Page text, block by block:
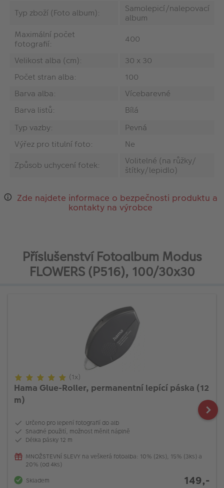
Typ zboží (Foto album):
Samolepicí/nalepovací
album
Maximální počet
fotografií:
400
Velikost alba (cm):
30 x 30
Počet stran alba:
100
Barva alba:
Vícebarevné
Barva listů:
Bílá
Typ vazby:
Pevná
Výřez pro titulní foto:
Ne
Způsob uchycení fotek:
Volitelné (na růžky/
štítky/lepidlo)
Zde najdete informace o bezpečnosti produktu a
kontakty na výrobce
Příslušenství Fotoalbum Modus
FLOWERS (P516), 100/30x30
(1x)
Hama Glue-Roller, permanentní lepící páska (12
m)
Určeno pro lepení fotografií do alb
Snadné použití, možnost měnit náplně
Délka pásky 12 m
MNOŽSTEVNÍ SLEVY na veškerá fotoalba: 10% (2ks), 15% (3ks) a
20% (od 4ks)
Skladem
149,-